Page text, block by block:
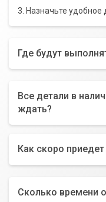
3. Назначьте удобное
Где будут
Все детали в
ждать?
Как скоро
Сколько времени